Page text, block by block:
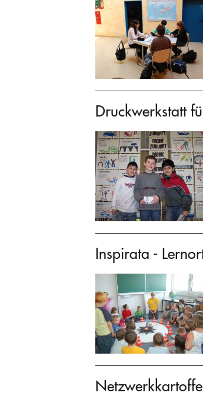
Druckwerkstatt
Inspirata -
Netzwerkkartoffel